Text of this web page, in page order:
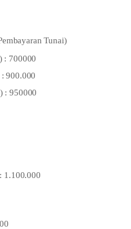
Tunai)
: 700000
900.000
: 950000
1.100.000